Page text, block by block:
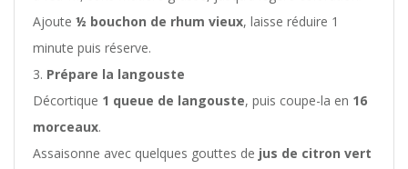
Ajoute ½ bouchon de rhum vieux, laisse réduire 1
minute puis réserve.
Prépare la langouste
Décortique 1 queue de langouste, puis coupe-la en 16
morceaux.
Assaisonne avec quelques gouttes de jus de citron vert